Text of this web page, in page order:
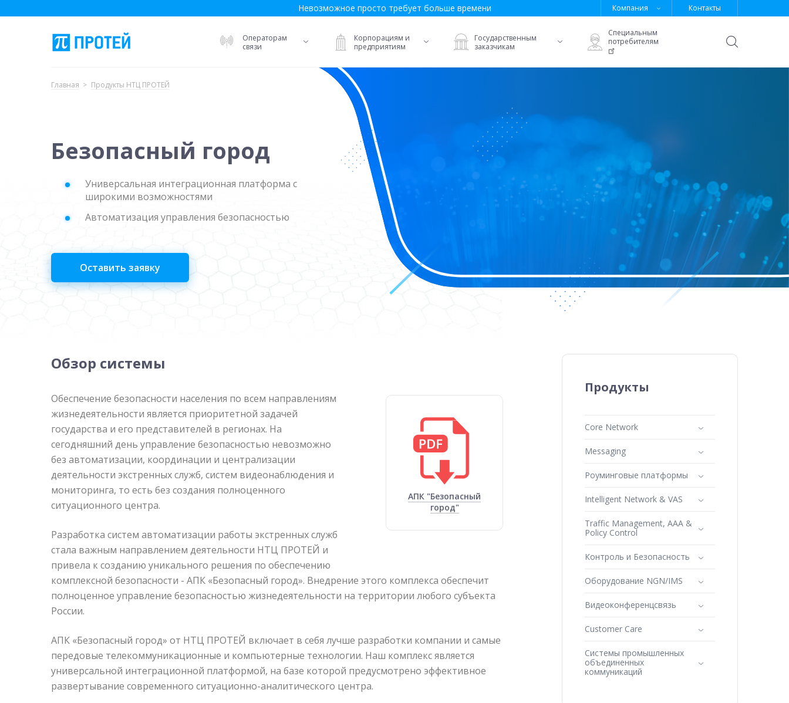
Невозможное просто требует больше времени Компания Контакты
Операторам
связи
Корпорациям и
предприятиям
Государственным
заказчикам
Специальным
потребителям
Открыть
Главная Продукты НТЦ ПРОТЕЙ
Безопасный город
Универсальная интеграционная платформа с
широкими возможностями
Автоматизация управления безопасностью
Оставить заявку
Обзор системы
АПК "Безопасный
город"
Обеспечение безопасности населения по всем направлениям
жизнедеятельности является приоритетной задачей
государства и его представителей в регионах. На
сегодняшний день управление безопасностью невозможно
без автоматизации, координации и централизации
деятельности экстренных служб, систем видеонаблюдения и
мониторинга, то есть без создания полноценного
ситуационного центра.
Разработка систем автоматизации работы экстренных служб
стала важным направлением деятельности НТЦ ПРОТЕЙ и
привела к созданию уникального решения по обеспечению
комплексной безопасности - АПК «Безопасный город». Внедрение этого комплекса обеспечит
полноценное управление безопасностью жизнедеятельности на территории любого субъекта
России.
АПК «Безопасный город» от НТЦ ПРОТЕЙ включает в себя лучше разработки компании и самые
передовые телекоммуникационные и компьютерные технологии. Наш комплекс является
универсальной интеграционной платформой, на базе которой предусмотрено эффективное
развертывание современного ситуационно-аналитического центра.
Продукты
Core Network
Messaging
Роуминговые платформы
Intelligent Network & VAS
Traffic Management, AAA &
Policy Control
Контроль и Безопасность
Оборудование NGN/IMS
Видеоконференцсвязь
Customer Care
Системы промышленных
объединенных
коммуникаций